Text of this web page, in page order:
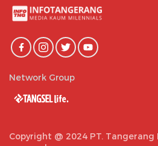
Network Group
Copyright @ 2024 PT.